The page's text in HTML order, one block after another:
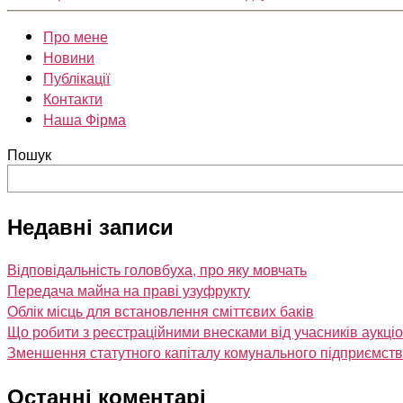
Про мене
Новини
Публікації
Контакти
Наша Фірма
Пошук
Недавні записи
Відповідальність головбуха, про яку мовчать
Передача майна на праві узуфрукту
Облік місць для встановлення сміттєвих баків
Що робити з реєстраційними внесками від учасників
Зменшення статутного капіталу комунального
Останні коментарі